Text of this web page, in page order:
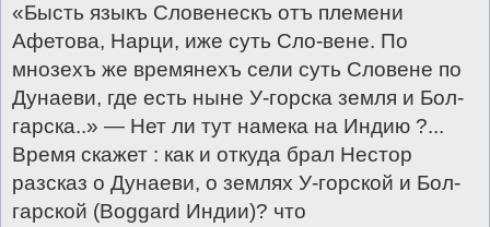
«Бысть языкъ Словенескъ отъ племени
Афетова, Нарци, иже суть Сло-вене. По
мнозехъ же времянехъ сели суть Словене по
Дунаеви, где есть ныне У-горска земля и Бол-
гарска..» — Нет ли тут намека на Индию ?...
Время скажет : как и откуда брал Нестор
разсказ о Дунаеви, о землях У-горской и Бол-
гарской (Boggard Индии)? что